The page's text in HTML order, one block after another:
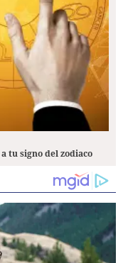
tu signo del zodiaco